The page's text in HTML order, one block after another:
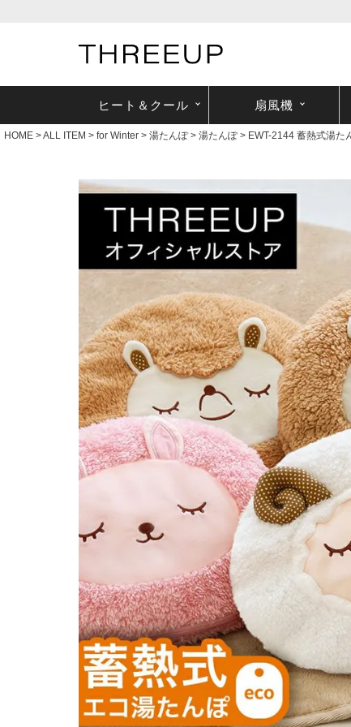
ヒート＆クール 扇風機
HOME ALL ITEM for Winter 湯たんぽ 湯たんぽ EWT-2144 蓄熱式湯た